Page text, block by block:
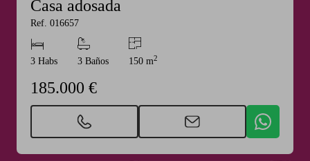
Casa adosada
Ref. 016657
3 Habs 3 Baños 150 m2
185.000 €